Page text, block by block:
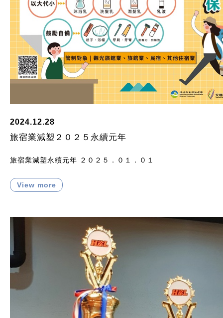
2024.12.28
旅宿業減塑２０２５永續元年
旅宿業減塑永續元年 ２０２５．０１．０１
View more